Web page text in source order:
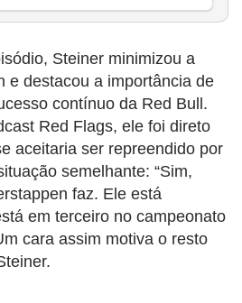
Steiner minimizou a
e destacou a importância de
contínuo da Red Bull.
Red Flags, ele foi direto
aceitaria ser repreendido por
semelhante: “Sim,
faz. Ele está
em terceiro no campeonato
cara assim motiva o resto